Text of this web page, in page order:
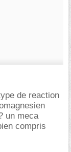
de reaction
un meca
compris